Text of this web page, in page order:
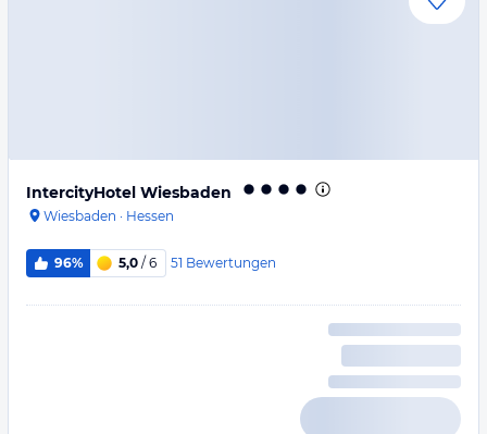
IntercityHotel Wiesbaden
Wiesbaden · Hessen
96% 5,0 / 6 51 Bewertungen